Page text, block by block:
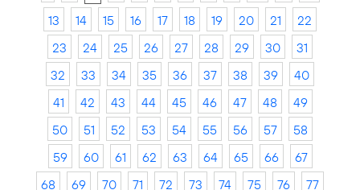
13
14 15 16 17 18 19 20 21
22
23
24 25 26 27 28 29 30
31
32
33 34 35 36 37 38 39
40
41
42 43 44 45 46 47 48
49
50
51 52 53 54 55 56 57
58
59
60 61 62 63 64 65 66
67
68
69 70 71 72 73 74 75 76 77